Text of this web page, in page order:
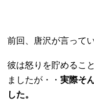
前回、唐沢が言って
彼は怒りを貯めるこ
ましたが・・ 実際そ
した。